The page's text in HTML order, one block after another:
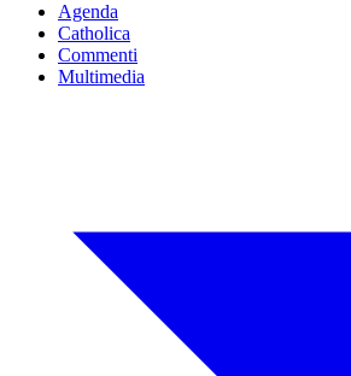
Agenda
Catholica
Commenti
Multimedia